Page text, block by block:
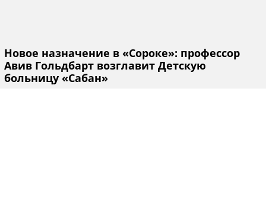
Новое назначение в «Сороке»: профессор
Авив Гольдбарт возглавит Детскую
больницу «Сабан»